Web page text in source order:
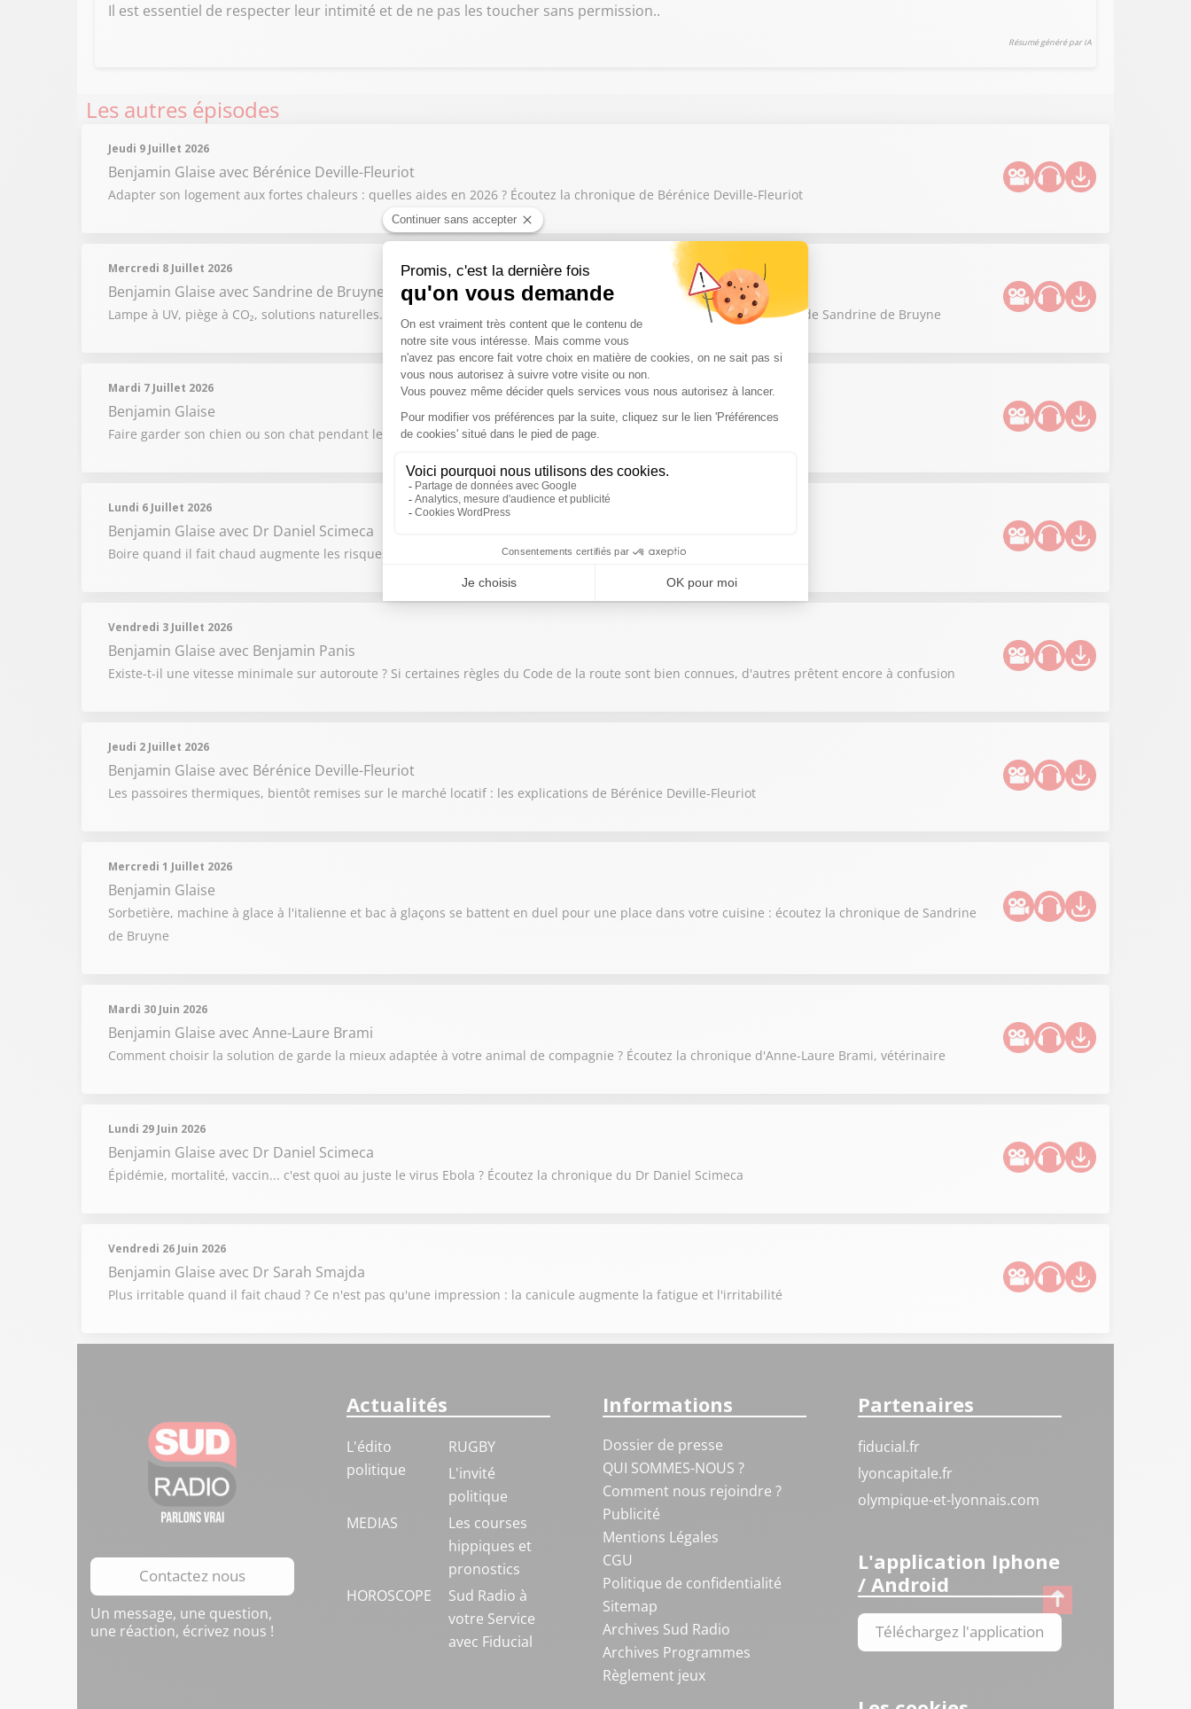
Il est essentiel de respecter leur intimité et de ne pas les toucher sans permission..
Résumé généré par IA
Les autres épisodes
Jeudi 9 Juillet 2026
Benjamin Glaise avec Bérénice Deville-Fleuriot
Adapter son logement aux fortes chaleurs : quelles aides en 2026 ? Écoutez la chronique de Bérénice Deville-Fleuriot
Mercredi 8 Juillet 2026
Benjamin Glaise avec Sandrine de Bruyne
Lampe à UV, piège à CO₂, solutions naturelles… Quelles solutions déco contre les moustiques ? Écoutez la chronique de Sandrine de Bruyne
Mardi 7 Juillet 2026
Benjamin Glaise
Faire garder son chien ou son chat pendant les vacances : les conseils d'Anne Laure Brami, vétérinaire
Lundi 6 Juillet 2026
Benjamin Glaise avec Dr Daniel Scimeca
Boire quand il fait chaud augmente les risques de gueule de bois : écoutez la chronique du Dr Daniel Scimeca
Vendredi 3 Juillet 2026
Benjamin Glaise avec Benjamin Panis
Existe-t-il une vitesse minimale sur autoroute ? Si certaines règles du Code de la route sont bien connues, d'autres prêtent encore à confusion
Jeudi 2 Juillet 2026
Benjamin Glaise avec Bérénice Deville-Fleuriot
Les passoires thermiques, bientôt remises sur le marché locatif : les explications de Bérénice Deville-Fleuriot
Mercredi 1 Juillet 2026
Benjamin Glaise
Sorbetière, machine à glace à l'italienne et bac à glaçons se battent en duel pour une place dans votre cuisine : écoutez la chronique de Sandrine
de Bruyne
Mardi 30 Juin 2026
Benjamin Glaise avec Anne-Laure Brami
Comment choisir la solution de garde la mieux adaptée à votre animal de compagnie ? Écoutez la chronique d'Anne-Laure Brami, vétérinaire
Lundi 29 Juin 2026
Benjamin Glaise avec Dr Daniel Scimeca
Épidémie, mortalité, vaccin... c'est quoi au juste le virus Ebola ? Écoutez la chronique du Dr Daniel Scimeca
Vendredi 26 Juin 2026
Benjamin Glaise avec Dr Sarah Smajda
Plus irritable quand il fait chaud ? Ce n'est pas qu'une impression : la canicule augmente la fatigue et l'irritabilité
Contactez nous
Un message, une question,
une réaction, écrivez nous !
Actualités
L'édito
politique
RUGBY
L'invité
politique
MEDIAS
Les courses
hippiques et
pronostics
HOROSCOPE
Sud Radio à
votre Service
avec Fiducial
Informations
Dossier de presse
QUI SOMMES-NOUS ?
Comment nous rejoindre ?
Publicité
Mentions Légales
CGU
Politique de confidentialité
Sitemap
Archives Sud Radio
Archives Programmes
Règlement jeux
Partenaires
fiducial.fr
lyoncapitale.fr
olympique-et-lyonnais.com
L'application Iphone
/ Android
Téléchargez l'application